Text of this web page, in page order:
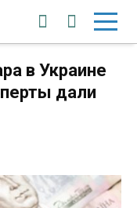
в Украине
дали